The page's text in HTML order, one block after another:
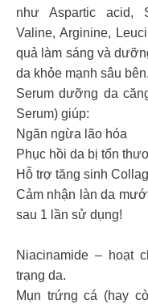
như Aspartic acid,
Valine, Arginine,
quả làm sáng và
da khỏe mạnh sâu bên.
Serum dưỡng da
Serum) giúp:
Ngăn ngừa lão hóa
Phục hồi da bị tổn
Hỗ trợ tăng sinh
Cảm nhận làn da
sau 1 lần sử dụng!
Niacinamide – hoạt
trạng da.
Mụn trứng cá (hay